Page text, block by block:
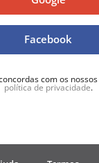
Facebook
com os nossos
política de privacidade.